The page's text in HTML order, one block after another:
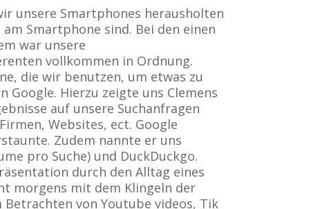
unsere Smartphones herausholten
Smartphone sind. Bei den einen
war unsere
vollkommen in Ordnung.
die wir benutzen, um etwas zu
Google. Hierzu zeigte uns Clemens
auf unsere Suchanfragen
Websites, ect. Google
Zudem nannte er uns
pro Suche) und DuckDuckgo.
durch den Alltag eines
morgens mit dem Klingeln der
von Youtube videos, Tik